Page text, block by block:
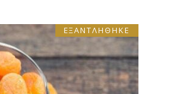
ΕΞΑΝΤΛΗΘΗΚΕ